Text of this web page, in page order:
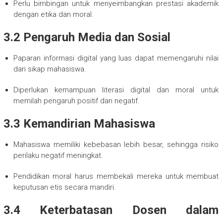
Perlu bimbingan untuk menyeimbangkan prestasi akademik
dengan etika dan moral.
3.2 Pengaruh Media dan Sosial
Paparan informasi digital yang luas dapat memengaruhi nilai
dan sikap mahasiswa.
Diperlukan kemampuan literasi digital dan moral untuk
memilah pengaruh positif dan negatif.
3.3 Kemandirian Mahasiswa
Mahasiswa memiliki kebebasan lebih besar, sehingga risiko
perilaku negatif meningkat.
Pendidikan moral harus membekali mereka untuk membuat
keputusan etis secara mandiri.
3.4 Keterbatasan Dosen dalam